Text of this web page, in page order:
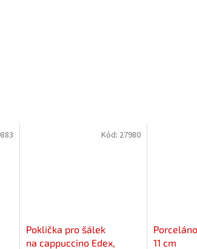
Poklička pro šálek
na cappuccino Edex,
Kód: 27980
11 cm